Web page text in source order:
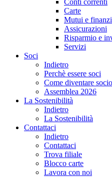
Conti correnti
Carte
Mutui e
Assicurazioni
Risparmio e
Servizi
Soci
Indietro
Perchè essere soci
Come diventare socio
Assemblea 2026
La Sostenibilità
Indietro
La Sostenibilità
Contattaci
Indietro
Contattaci
Trova filiale
Blocco carte
Lavora con noi